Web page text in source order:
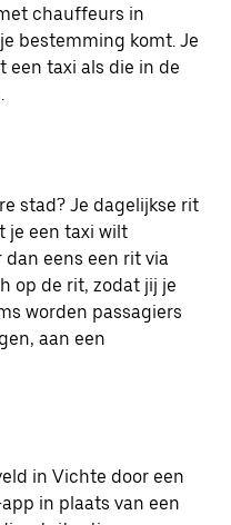
chauffeurs in
bestemming komt. Je
taxi als die in de
stad? Je dagelijkse rit
je een taxi wilt
eens een rit via
op de rit, zodat jij je
worden passagiers
aan een
in Vichte door een
in plaats van een